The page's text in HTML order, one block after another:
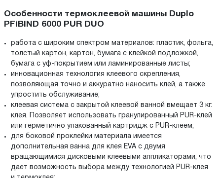
Особенности термоклеевой машины Duplo
PFiBIND 6000 PUR DUO
работа с широким спектром материалов: пластик, фольга,
толстый картон, картон, бумага с клейкой подложкой,
бумага с уф-покрытием или ламинированные листы;
инновационная технология клеевого скрепления,
позволяющая точно и аккуратно наносить клей, а также
упростить обслуживание;
клеевая система с закрытой клеевой ванной вмещает 3 кг.
клея. Позволяет использовать гранулированный PUR-клей
или герметично упакованный картридж с PUR-клеем;
для боковой проклейки материала имеется
дополнительная ванна для клея EVA с двумя
вращающимися дисковыми клеевыми аппликаторами, что
дает возможность выбора между технологией PUR-клея